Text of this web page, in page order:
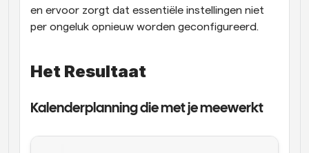
en ervoor zorgt dat essentiële instellingen niet
per ongeluk opnieuw worden geconfigureerd.
Het Resultaat
Kalenderplanning die met je meewerkt